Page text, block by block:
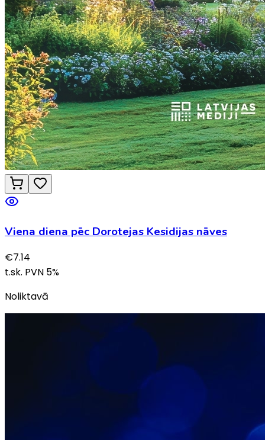
Viena diena pēc Dorotejas Kesidijas nāves
€7.14
t.sk. PVN 5%
Noliktavā